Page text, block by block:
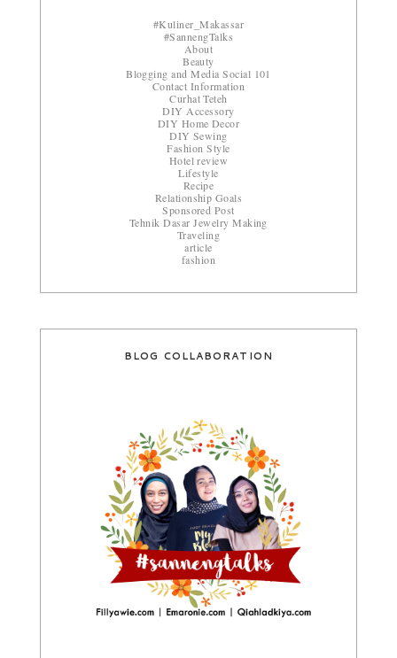
#Kuliner_Makassar
#SannengTalks
About
Beauty
Blogging and Media Social 101
Contact Information
Curhat Teteh
DIY Accessory
DIY Home Decor
DIY Sewing
Fashion Style
Hotel review
Lifestyle
Recipe
Relationship Goals
Sponsored Post
Tehnik Dasar Jewelry Making
Traveling
article
fashion
BLOG COLLABORATION